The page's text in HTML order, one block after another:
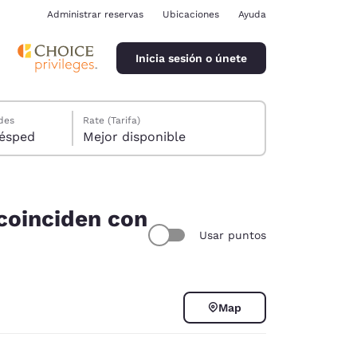
Administrar reservas Ubicaciones Ayuda
Inicia sesión o únete
1 huésped
Rate (Tarifa)
Mejor disponible
con
Usar puntos
Map